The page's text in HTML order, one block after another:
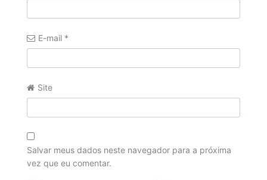
E-mail *
Site
Salvar meus dados neste navegador para a próxima
vez que eu comentar.